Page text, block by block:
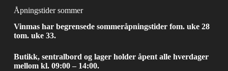
Åpningstider sommer
Vinmas har begrensede sommeråpningstider fom. uke 28
tom. uke 33.
Butikk, sentralbord og lager holder åpent alle hverdager
mellom kl. 09:00 – 14:00.